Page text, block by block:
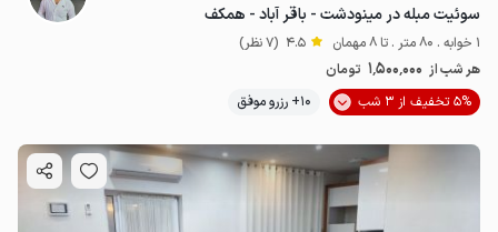
سوئیت مبله در مینودشت - باقر آباد - همکف
1 خوابه . 80 متر . تا 8 مهمان 4.5 (7 نظر)
هر شب از 1٬500٬000 تومان
5% تخفیف از 3 شب
10+ رزرو موفق